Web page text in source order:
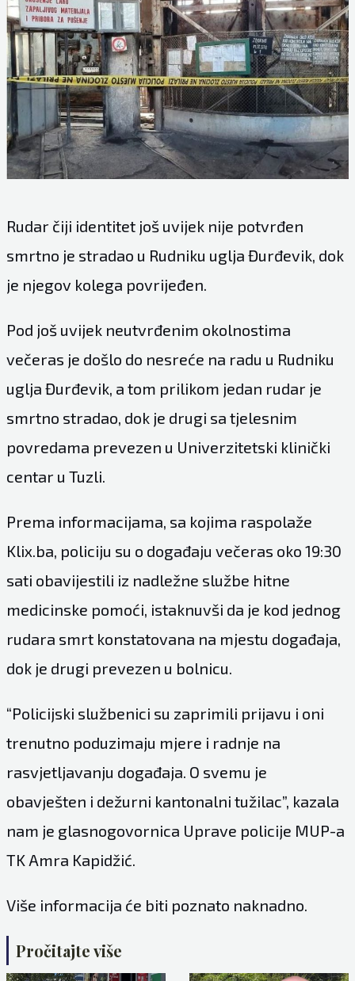
Rudar čiji identitet još uvijek nije potvrđen
smrtno je stradao u Rudniku uglja Đurđevik, dok
je njegov kolega povrijeđen.
Pod još uvijek neutvrđenim okolnostima
večeras je došlo do nesreće na radu u Rudniku
uglja Đurđevik, a tom prilikom jedan rudar je
smrtno stradao, dok je drugi sa tjelesnim
povredama prevezen u Univerzitetski klinički
centar u Tuzli.
Prema informacijama, sa kojima raspolaže
Klix.ba, policiju su o događaju večeras oko 19:30
sati obavijestili iz nadležne službe hitne
medicinske pomoći, istaknuvši da je kod jednog
rudara smrt konstatovana na mjestu događaja,
dok je drugi prevezen u bolnicu.
“Policijski službenici su zaprimili prijavu i oni
trenutno poduzimaju mjere i radnje na
rasvjetljavanju događaja. O svemu je
obavješten i dežurni kantonalni tužilac”, kazala
nam je glasnogovornica Uprave policije MUP-a
TK Amra Kapidžić.
Više informacija će biti poznato naknadno.
Pročitajte više